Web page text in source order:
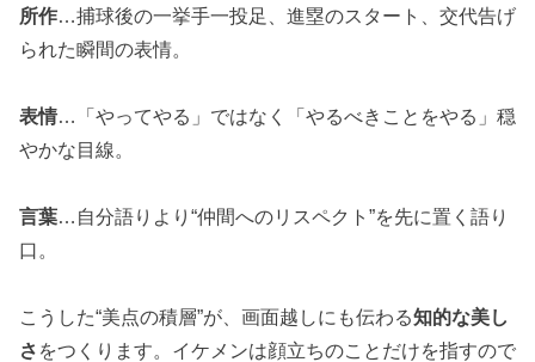
所作…捕球後の一挙手一投足、進塁のスタート、交代告げ
られた瞬間の表情。
表情…「やってやる」ではなく「やるべきことをやる」穏
やかな目線。
言葉…自分語りより“仲間へのリスペクト”を先に置く語り
口。
こうした“美点の積層”が、画面越しにも伝わる知的な美し
さ をつくります。イケメンは顔立ちのことだけを指すので